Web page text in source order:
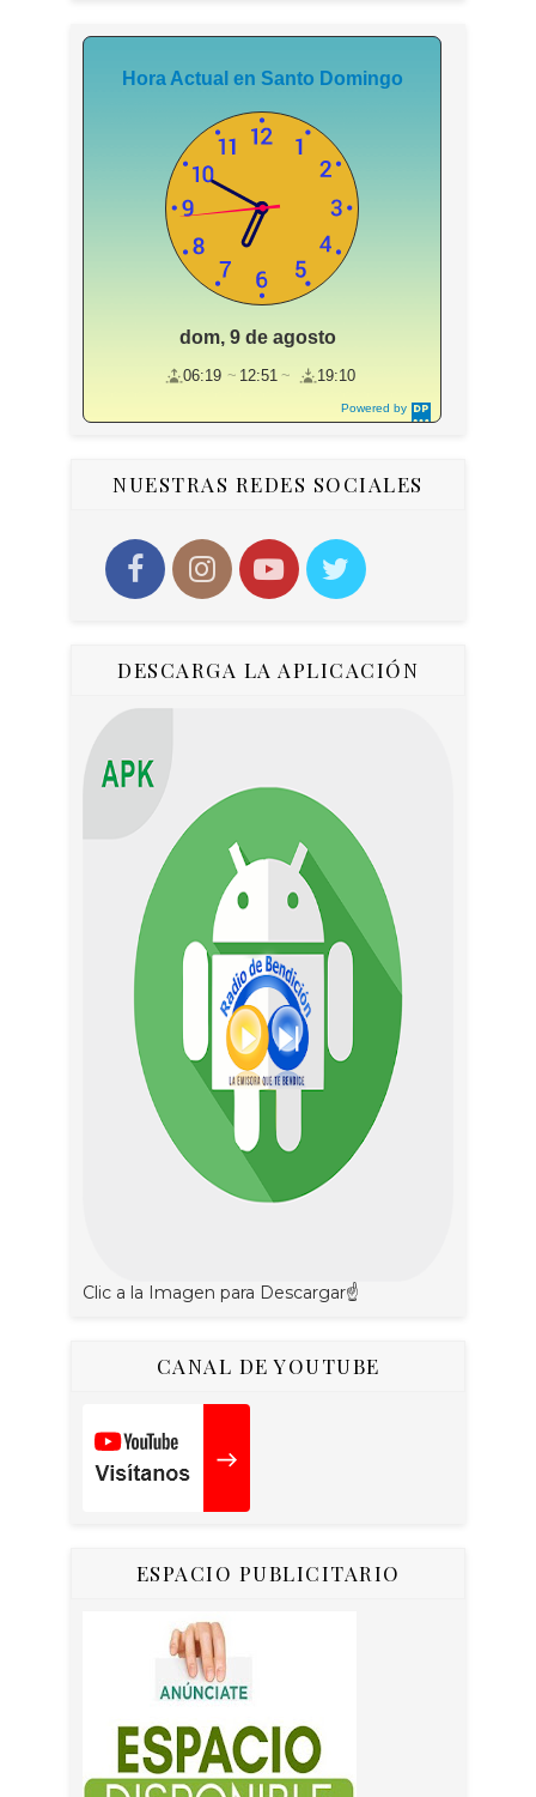
Powered by
DaysPedia.c
Hora Actual en Santo Domingo
dom, 9 de agosto
06:19 12:51 19:10
NUESTRAS REDES SOCIALES
DESCARGA LA APLICACIÓN
Clic a la Imagen para Descargar☝
CANAL DE YOUTUBE
ESPACIO PUBLICITARIO